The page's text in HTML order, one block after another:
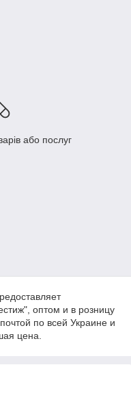
або послуг
оптом и в розницу
по всей Украине и
цена.